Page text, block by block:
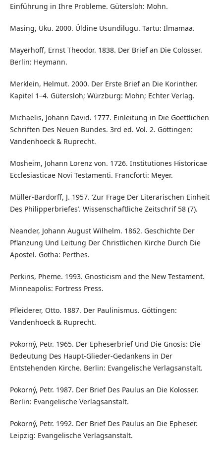
Einführung in Ihre Probleme. Gütersloh: Mohn.
Masing, Uku. 2000. Üldine Usundilugu. Tartu: Ilmamaa.
Mayerhoff, Ernst Theodor. 1838. Der Brief an Die Colosser.
Berlin: Heymann.
Merklein, Helmut. 2000. Der Erste Brief an Die Korinther.
Kapitel 1–4. Gütersloh; Würzburg: Mohn; Echter Verlag.
Michaelis, Johann David. 1777. Einleitung in Die Goettlichen
Schriften Des Neuen Bundes. 3rd ed. Vol. 2. Göttingen:
Vandenhoeck & Ruprecht.
Mosheim, Johann Lorenz von. 1726. Institutiones Historicae
Ecclesiasticae Novi Testamenti. Francforti: Meyer.
Müller-Bardorff, J. 1957. ‘Zur Frage Der Literarischen Einheit
Des Philipperbriefes’. Wissenschaftliche Zeitschrif 58 (7).
Neander, Johann August Wilhelm. 1862. Geschichte Der
Pflanzung Und Leitung Der Christlichen Kirche Durch Die
Apostel. Gotha: Perthes.
Perkins, Pheme. 1993. Gnosticism and the New Testament.
Minneapolis: Fortress Press.
Pfleiderer, Otto. 1887. Der Paulinismus. Göttingen:
Vandenhoeck & Ruprecht.
Pokorný, Petr. 1965. Der Epheserbrief Und Die Gnosis: Die
Bedeutung Des Haupt-Glieder-Gedankens in Der
Entstehenden Kirche. Berlin: Evangelische Verlagsanstalt.
Pokorný, Petr. 1987. Der Brief Des Paulus an Die Kolosser.
Berlin: Evangelische Verlagsanstalt.
Pokorný, Petr. 1992. Der Brief Des Paulus an Die Epheser.
Leipzig: Evangelische Verlagsanstalt.